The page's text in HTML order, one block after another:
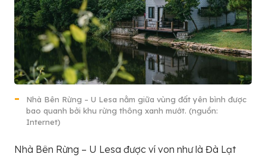
Nhà Bên Rừng – U Lesa nằm giữa vùng đất yên bình được
bao quanh bởi khu rừng thông xanh mướt. (nguồn:
Internet)
Nhà Bên Rừng – U Lesa được ví von như là Đà Lạt